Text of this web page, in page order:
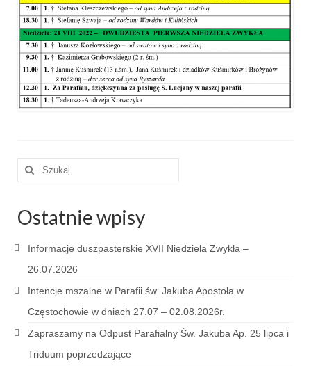
Pracownicy
e-Katolik
Nabożeństwa
Nabożeństwa różne
Sakramenty
Sakrament eucharystii
Sakrament bierzmowania
Sakrament pojednania
Sakrament kapłaństwa
Sakrament namaszczenia chorych
Szuklaj
Ostatnie wpisy
Informacje duszpasterskie XVII Niedziela Zwykła –
26.07.2026
Intencje mszalne w Parafii św. Jakuba Apostoła w
Częstochowie w dniach 27.07 – 02.08.2026r.
Zapraszamy na Odpust Parafialny Św. Jakuba Ap. 25 lipca i
Triduum poprzedzające